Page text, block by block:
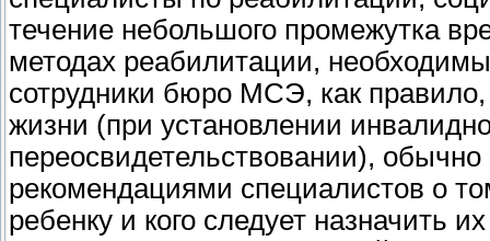
течение небольшого промежутка
методах реабилитации,
сотрудники бюро МСЭ, как
жизни (при установлении
переосвидетельствовании),
рекомендациями специалистов о
ребенку и кого следует назначить